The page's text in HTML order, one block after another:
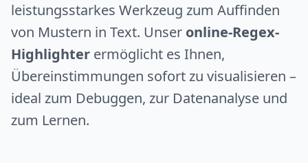
leistungsstarkes Werkzeug zum Auffinden
von Mustern in Text. Unser online-Regex-
Highlighter ermöglicht es Ihnen,
Übereinstimmungen sofort zu visualisieren –
ideal zum Debuggen, zur Datenanalyse und
zum Lernen.